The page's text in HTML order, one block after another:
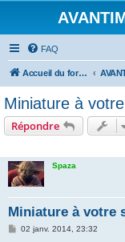
FAQ
Accueil du forum
Miniature à
Répondre
Spaza
Miniature à votre
M02 janv. 2014, 23:32